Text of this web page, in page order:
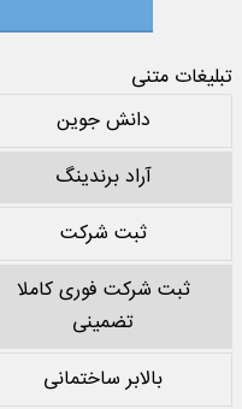
تبلیغات متنی
دانش جوین
آراد برندینگ
ثبت شرکت
ثبت شرکت فوری کاملا
تضمینی
بالابر ساختمانی